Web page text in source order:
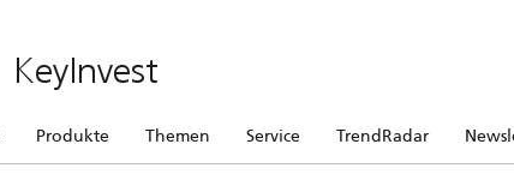
KeyInvest
Produkte Themen Service TrendRadar